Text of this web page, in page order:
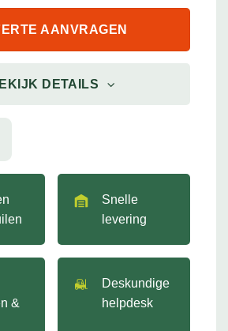
AANVRAGEN
DETAILS
Snelle
levering
&
Deskundige
helpdesk